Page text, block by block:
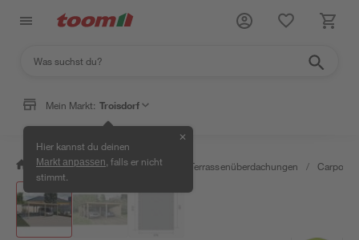
Mein Markt: Troisdorf
Hier kannst du deinen
Markt anpassen , falls er nicht
stimmt.
✕
/ Garten & Freizeit / Carports & Terrassenüberdachungen / Carports